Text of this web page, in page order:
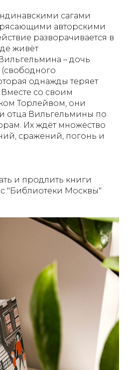
сагами
авторскими
разворачивается в
живёт
– дочь
однажды теряет
со своим
Торлейвом, они
отца Вильгельмины по
Их ждёт множество
сражений, погонь и
и продлить книги
"Библиотеки Москвы"